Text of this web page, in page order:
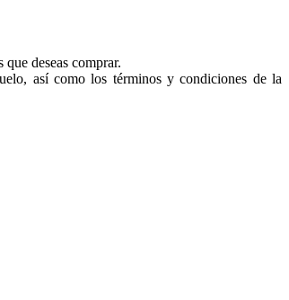
deseas comprar.
así como los términos y condiciones de la